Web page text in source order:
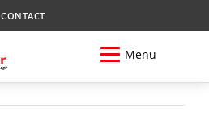
CONTACT
Menu